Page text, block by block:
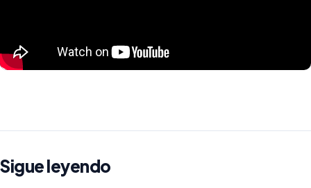
Sigue leyendo